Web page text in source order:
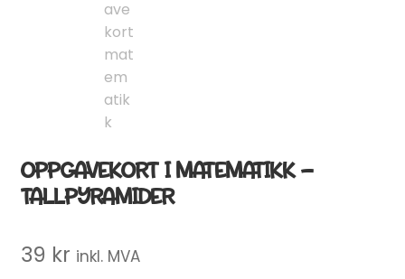
OPPGAVEKORT I MATEMATIKK –
TALLPYRAMIDER
39 kr inkl. MVA